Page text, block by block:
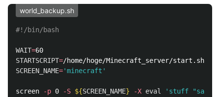
world_backup.sh
#!/bin/bash
WAIT=
STARTSCRIPT=
SCREEN_NAME='minecraft'
screen -p 0 -S ${SCREEN_NAME} -X eval 'stuff "say '